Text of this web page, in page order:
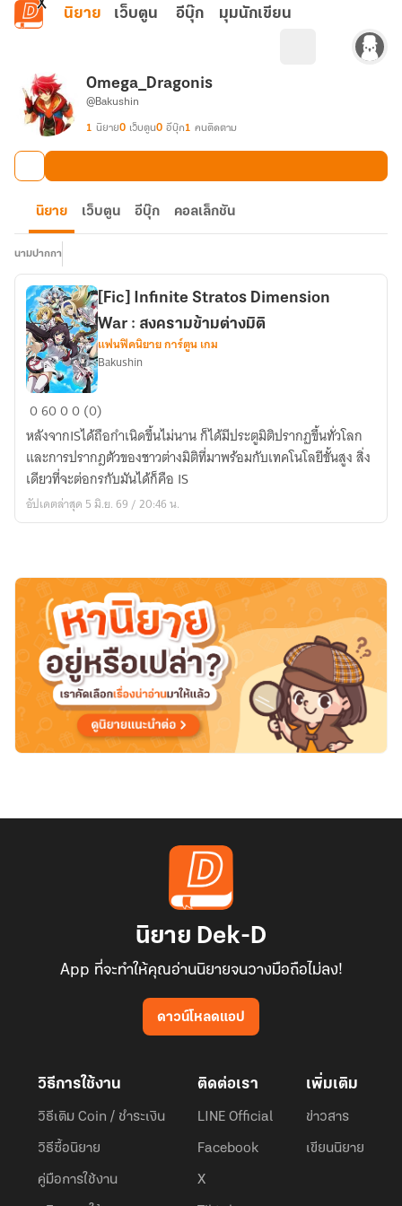
ข้ามไปยังเนื้อหาหลัก
นิยาย เว็บตูน อีบุ๊ก มุมนักเขียน
Omega_Dragonis
@Bakushin
1 นิยาย0 เว็บตูน0 อีบุ๊ก1 คนติดตาม
นิยาย เว็บตูน อีบุ๊ก คอลเล็กชัน
นามปากกา
[Fic]
Infinite
Stratos
Dimension
War
:
ต่าง
มิติ
[Fic] Infinite Stratos Dimension
War : สงครามข้ามต่างมิติ
แฟนฟิคนิยาย การ์ตูน เกม
Bakushin
06000 (0)
หลังจากISได้ถือกำเนิดขึ้นไม่นาน ก็ได้มีประตูมิติปรากฏขึ้นทั่วโลก
และการปรากฎตัวของชาวต่างมิติที่มาพร้อมกับเทคโนโลยีขั้นสูง สิ่ง
เดียวที่จะต่อกรกับมันได้ก็คือ IS
อัปเดตล่าสุด 5 มิ.ย. 69 / 20:46 น.
นิยาย Dek-D
App ที่จะทำให้คุณอ่านนิยายจนวางมือถือไม่ลง!
ดาวน์โหลดแอป
วิธีการใช้งาน
วิธีเติม Coin / ชำระเงิน
วิธีซื้อนิยาย
คู่มือการใช้งาน
ติดต่อเรา
LINE Official
Facebook
X
เพิ่มเติม
ข่าวสาร
เขียนนิยาย